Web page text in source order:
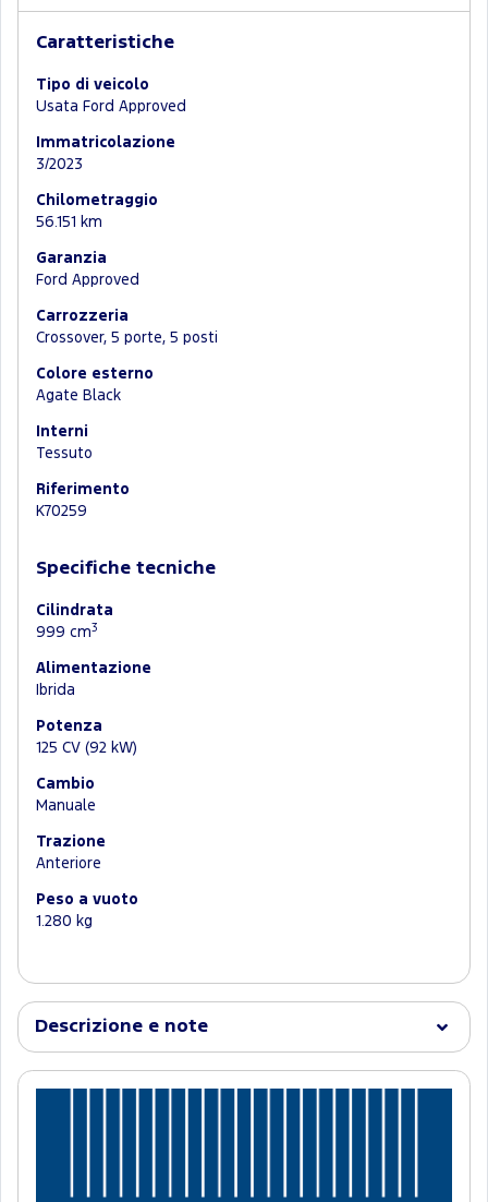
Caratteristiche
Tipo di veicolo
Usata Ford Approved
Immatricolazione
3/2023
Chilometraggio
56.151 km
Garanzia
Ford Approved
Carrozzeria
Crossover, 5 porte, 5 posti
Colore esterno
Agate Black
Interni
Tessuto
Riferimento
K70259
Specifiche tecniche
Cilindrata
999 cm3
Alimentazione
Ibrida
Potenza
125 CV (92 kW)
Cambio
Manuale
Trazione
Anteriore
Peso a vuoto
1.280 kg
Descrizione e note